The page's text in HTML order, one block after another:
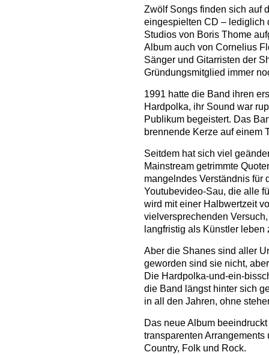
Zwölf Songs finden sich auf
eingespielten CD – lediglich
Studios von Boris Thome
Album auch von Cornelius
Sänger und Gitarristen der
Gründungsmitglied immer
1991 hatte die Band ihren
Hardpolka, ihr Sound war
Publikum begeistert. Das
brennende Kerze auf einem
Seitdem hat sich viel
Mainstream getrimmte
mangelndes Verständnis für
Youtubevideo-Sau, die alle
wird mit einer Halbwertzeit
vielversprechenden
langfristig als Künstler leben
Aber die Shanes sind aller
geworden sind sie nicht,
Die Hardpolka-und-ein-
die Band längst hinter sich
in all den Jahren, ohne
Das neue Album
transparenten
Country, Folk und Rock.